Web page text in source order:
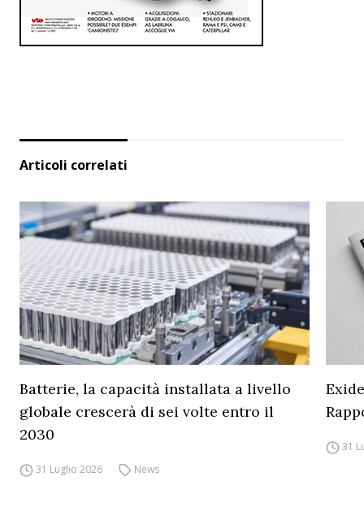
Articoli correlati
Batterie, la capacità installata a livello
globale crescerà di sei volte entro il
2030
31 Luglio 2026 News
31